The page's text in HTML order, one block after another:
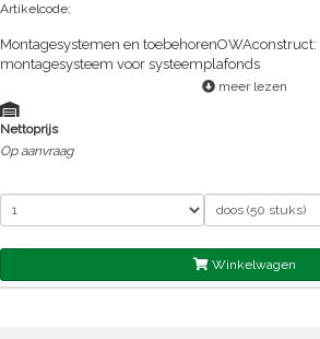
Artikelcode:
Montagesystemen en toebehorenOWAconstruct:
montagesysteem voor systeemplafonds
meer lezen
Nettoprijs
Op aanvraag
Winkelwagen